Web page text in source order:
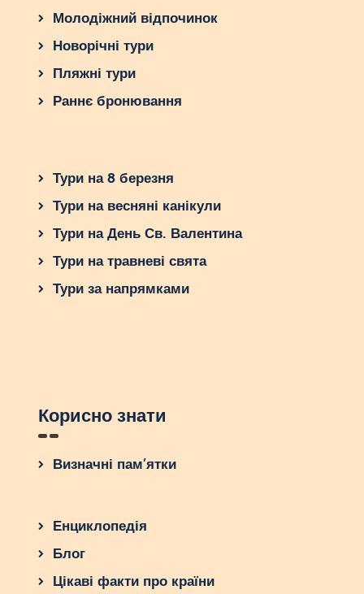
Молодіжний відпочинок
Новорічні тури
Пляжні тури
Раннє бронювання
Тури на 8 березня
Тури на весняні канікули
Тури на День Св. Валентина
Тури на травневі свята
Тури за напрямками
Корисно знати
Визначні пам’ятки
Енциклопедія
Блог
Цікаві факти про країни